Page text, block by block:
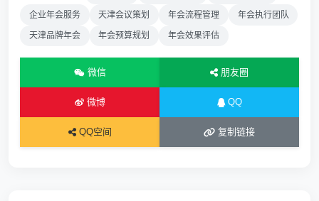
企业年会服务 天津会议策划 年会流程管理 年会执行团队
天津品牌年会 年会预算规划 年会效果评估
微信 朋友圈
微博 QQ
QQ空间 复制链接